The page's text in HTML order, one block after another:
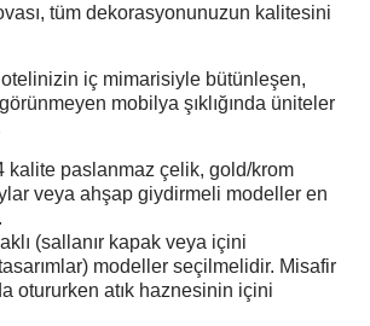
tüm dekorasyonunuzun kalitesini
otelinizin iç mimarisiyle bütünleşen,
mobilya şıklığında üniteler
kalite paslanmaz çelik, gold/krom
veya ahşap giydirmeli modeller en
(sallanır kapak veya içini
modeller seçilmelidir. Misafir
otururken atık haznesinin içini